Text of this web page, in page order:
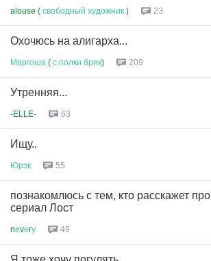
alouse ( свободный художник ) 23
Охочюсь на алигарха...
Маргоша ( с полки бряк) 209
Утренняя...
-ELLE- 63
Ищу..
Юрэк 55
познакомлюсь с тем, кто расскажет про
сериал Лост
nеvеrу 49